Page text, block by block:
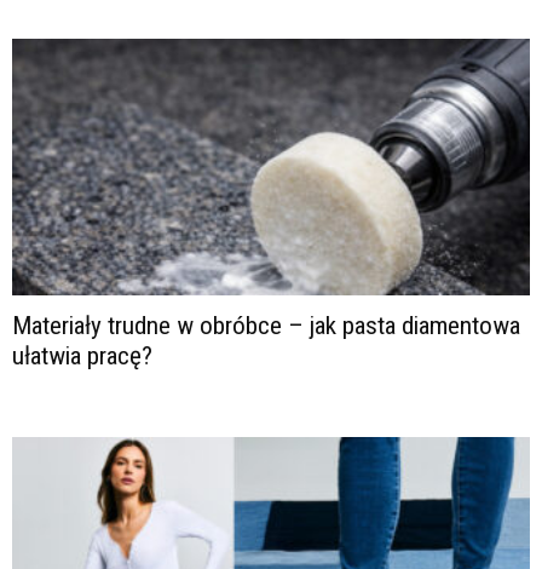
Materiały trudne w obróbce – jak pasta diamentowa
ułatwia pracę?